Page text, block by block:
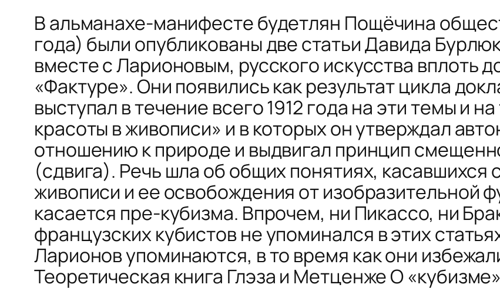
В альманахе-манифесте будетлян Пощёчина
года) были опубликованы две статьи Давида
вместе с Ларионовым, русского искусства вплоть
«Фактуре». Они появились как результат цикла
выступал в течение всего 1912 года на эти темы и
красоты в живописи» и в которых он утверждал
отношению к природе и выдвигал принцип
(сдвига). Речь шла об общих понятиях, касавшихся
живописи и ее освобождения от изобразительной
касается пре-кубизма. Впрочем, ни Пикассо, ни
французских кубистов не упоминался в этих
Ларионов упоминаются, в то время как они
Теоретическая книга Глэза и МетценжеO «кубизмe»